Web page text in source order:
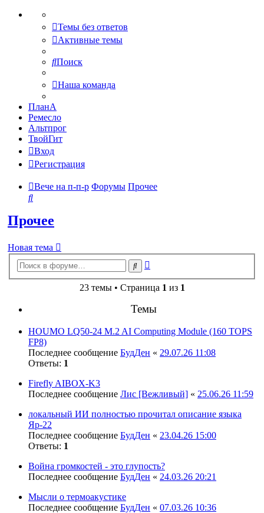
Темы без ответов
Активные темы
Поиск
Наша команда
ПланА
Ремесло
Альтпрог
ТвойГит
Вход
Регистрация
Вече на п-п-р Форумы Прочее
Поиск
Прочее
Новая тема
Поиск
23 темы • Страница 1 из 1
Темы
HOUMO LQ50-24 M.2 AI Computing Module (160 TOPS
FP8)
Последнее сообщение БудДен « 29.07.26 11:08
Ответы: 1
Firefly AIBOX-K3
Последнее сообщение Лис [Вежливый] « 25.06.26 11:59
локальный ИИ полностью прочитал описание языка
Яр-22
Последнее сообщение БудДен « 23.04.26 15:00
Ответы: 1
Война громкостей - это глупость?
Последнее сообщение БудДен « 24.03.26 20:21
Мысли о термоакустике
Последнее сообщение БудДен « 07.03.26 10:36